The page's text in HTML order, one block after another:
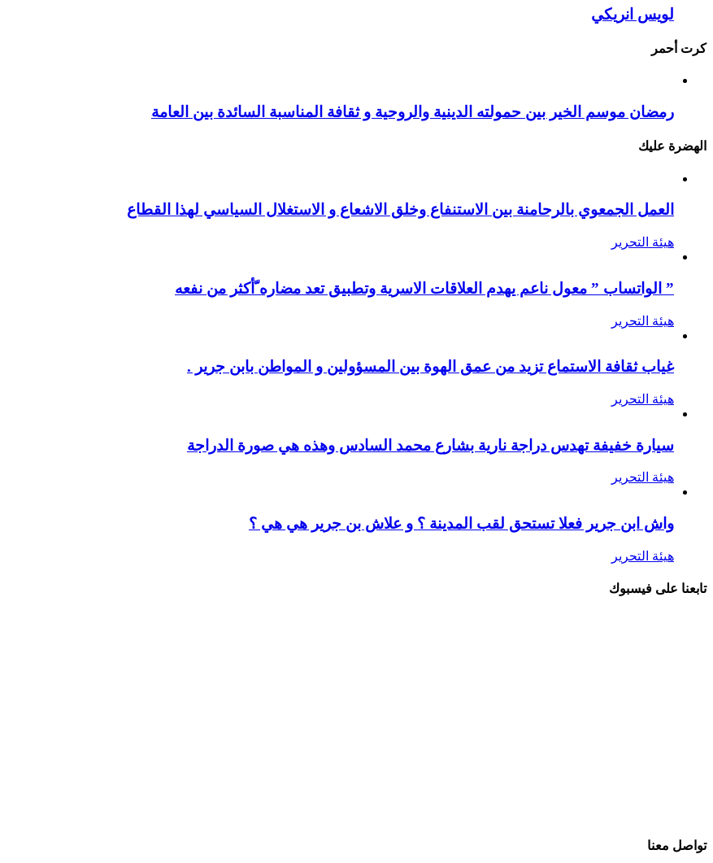
لويس انريكي
كرت أحمر
رمضان موسم الخير بين حمولته الدينية والروحية و ثقافة المناسبة السائدة بين العامة
الهضرة عليك
العمل الجمعوي بالرحامنة بين الاستنفاع وخلق الاشعاع و الاستغلال السياسي لهذا القطاع
هيئة التحرير
” الواتساب ” معول ناعم يهدم العلاقات الاسرية وتطبيق تعد مضاره ّأكثر من نفعه
هيئة التحرير
غياب ثقافة الاستماع تزيد من عمق الهوة بين المسؤولين و المواطن بابن جرير .
هيئة التحرير
سيارة خفيفة تهدس دراجة نارية بشارع محمد السادس وهذه هي صورة الدراجة
هيئة التحرير
واش ابن جرير فعلا تستحق لقب المدينة ؟ و علاش بن جرير هي هي ؟
هيئة التحرير
تابعنا على فيسبوك
تواصل معنا